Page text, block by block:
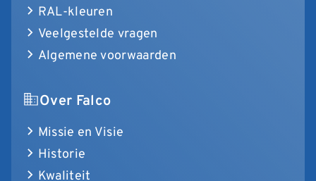
RAL-kleuren
Veelgestelde vragen
Algemene voorwaarden
Over Falco
Missie en Visie
Historie
Kwaliteit